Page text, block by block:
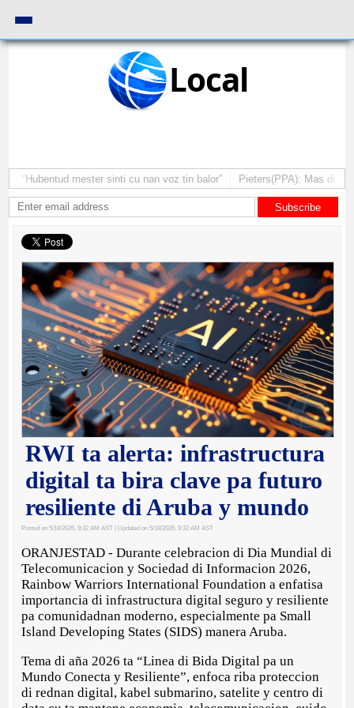
Local
“Hubentud mester sinti cu nan voz tin balor” Pieters(PPA): Mas di un
Subscribe
RWI ta alerta: infrastructura
digital ta bira clave pa futuro
resiliente di Aruba y mundo
Posted on 5/18/2026, 9:32 AM AST | Updated on 5/18/2026, 9:32 AM AST
ORANJESTAD - Durante celebracion di Dia Mundial di
Telecomunicacion y Sociedad di Informacion 2026,
Rainbow Warriors International Foundation a enfatisa
importancia di infrastructura digital seguro y resiliente
pa comunidadnan moderno, especialmente pa Small
Island Developing States (SIDS) manera Aruba.
Tema di aña 2026 ta “Linea di Bida Digital pa un
Mundo Conecta y Resiliente”, enfoca riba proteccion
di rednan digital, kabel submarino, satelite y centro di